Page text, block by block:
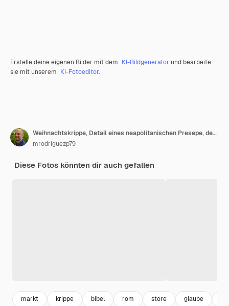
Erstelle deine eigenen Bilder mit dem KI-Bildgenerator und bearbeite
sie mit unserem KI-Fotoeditor.
Weihnachtskrippe, Detail eines neapolitanischen Presepe, der eine Küche darstellt.
mrodriguezp79
Diese Fotos könnten dir auch gefallen
markt krippe bibel rom store glaube